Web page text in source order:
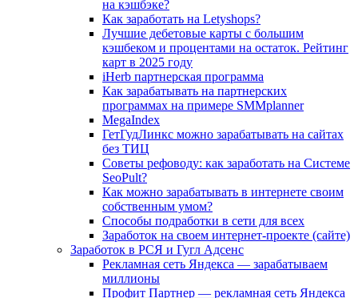
на кэшбэке?
Как заработать на Letyshops?
Лучшие дебетовые карты с большим
кэшбеком и процентами на остаток. Рейтинг
карт в 2025 году
iHerb партнерская программа
Как зарабатывать на партнерских
программах на примере SMMplanner
MegaIndex
ГетГудЛинкс можно зарабатывать на сайтах
без ТИЦ
Советы рефоводу: как заработать на Системе
SeoPult?
Как можно зарабатывать в интернете своим
собственным умом?
Способы подработки в сети для всех
Заработок на своем интернет-проекте (сайте)
Заработок в РСЯ и Гугл Адсенс
Рекламная сеть Яндекса — зарабатываем
миллионы
Профит Партнер — рекламная сеть Яндекса